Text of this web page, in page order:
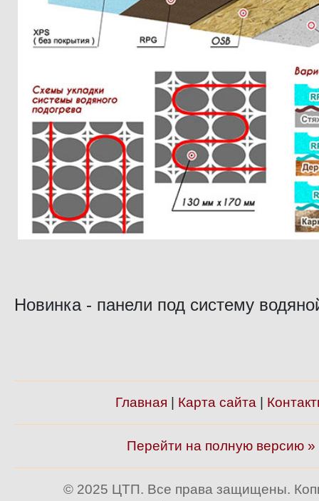
Новинка - панели под систему
Главная Карта сайта
Перейти на полную версию »
© 2025 ЦТП. Все права защищены.